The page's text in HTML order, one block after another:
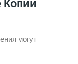
Копии
могут